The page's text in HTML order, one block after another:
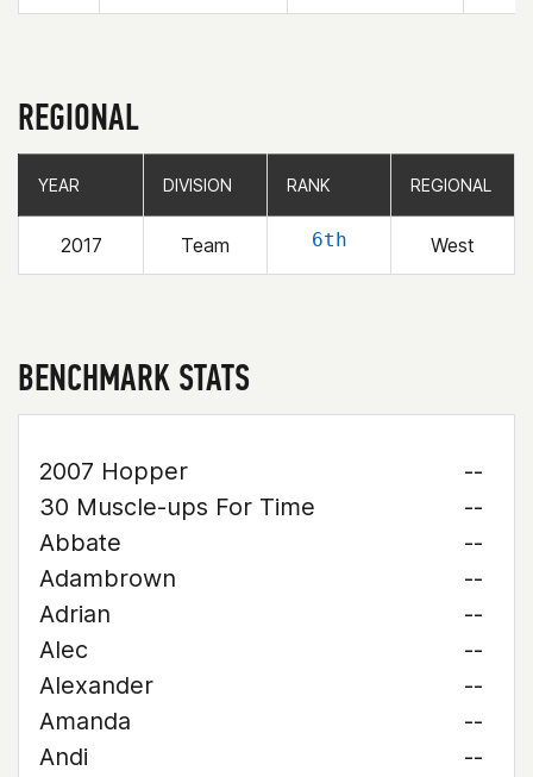
REGIONAL
YEAR DIVISION RANK REGIONAL
2017 Team 6th West
YEAR DIVISION RANK REGIONAL
BENCHMARK STATS
2007 Hopper
--
30 Muscle-ups For Time
--
Abbate
--
Adambrown
--
Adrian
--
Alec
--
Alexander
--
Amanda
--
Andi
--